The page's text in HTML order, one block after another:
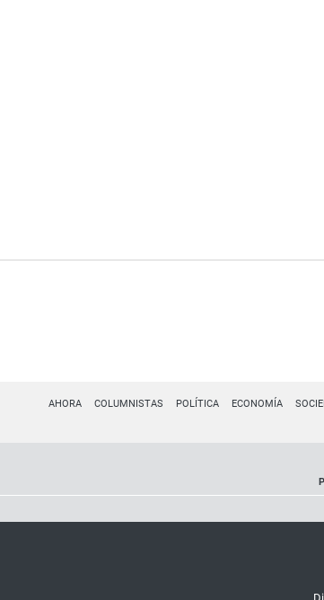
AHORA COLUMNISTAS POLÍTICA ECONOMÍA